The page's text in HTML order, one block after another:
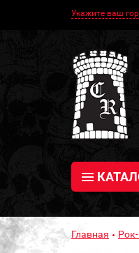
Укажите ваш
Главная